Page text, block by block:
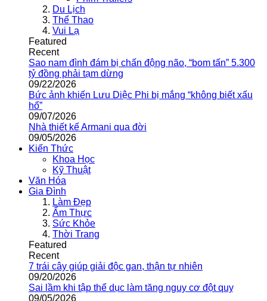
Du Lịch
Thể Thao
Vui Lạ
Featured
Recent
Sao nam đình đám bị chấn động não, “bom tấn” 5.300
tỷ đồng phải tạm dừng
09/22/2026
Bức ảnh khiến Lưu Diệc Phi bị mắng “không biết xấu
hổ”
09/07/2026
Nhà thiết kế Armani qua đời
09/05/2026
Kiến Thức
Khoa Học
Kỹ Thuật
Văn Hóa
Gia Đình
Làm Đẹp
Ẩm Thực
Sức Khỏe
Thời Trang
Featured
Recent
7 trái cây giúp giải độc gan, thận tự nhiên
09/20/2026
Sai lầm khi tập thể dục làm tăng nguy cơ đột quỵ
09/05/2026